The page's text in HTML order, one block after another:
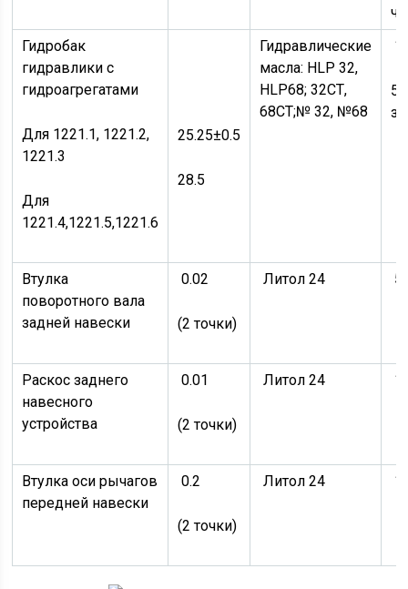
Гидробак
гидравлики с
гидроагрегатами
Для 1221.1, 1221.2,
1221.3
Для
1221.4,1221.5,1221.6
25.25±0.5
28.5
Гидравлические
масла: HLP 32,
HLP68; 32СТ,
68СТ;№ 32, №68
Втулка
поворотного вала
задней навески
0.02
(2 точки)
Литол 24
Раскос заднего
навесного
устройства
0.01
(2 точки)
Литол 24
Втулка оси рычагов
передней навески
0.2
(2 точки)
Литол 24